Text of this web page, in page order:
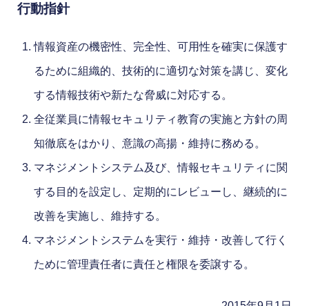
行動指針
情報資産の機密性、完全性、可用性を確実に保護す
るために組織的、技術的に適切な対策を講じ、変化
する情報技術や新たな脅威に対応する。
全従業員に情報セキュリティ教育の実施と方針の周
知徹底をはかり、意識の高揚・維持に務める。
マネジメントシステム及び、情報セキュリティに関
する目的を設定し、定期的にレビューし、継続的に
改善を実施し、維持する。
マネジメントシステムを実行・維持・改善して行く
ために管理責任者に責任と権限を委譲する。